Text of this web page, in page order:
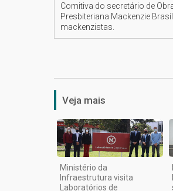
Comitiva do secretário de
Presbiteriana Mackenzie
mackenzistas.
Veja mais
Ministério da
Infraestrutura visita
Laboratórios de